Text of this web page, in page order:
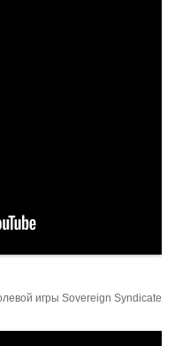
игры Sovereign Syndicate